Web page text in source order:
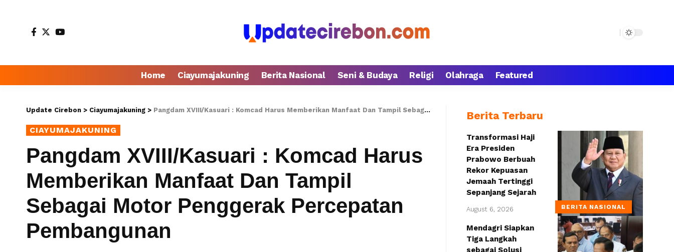
Home Ciayumajakuning Berita Nasional Seni & Budaya Religi Olahraga Featured
Update Cirebon > Ciayumajakuning > Pangdam XVIII/Kasuari : Komcad Harus Memberikan Manfaat Dan Tampil Sebagai Motor Penggerak Percepatan Pembangunan
CIAYUMAJAKUNING
Pangdam XVIII/Kasuari : Komcad Harus
Memberikan Manfaat Dan Tampil
Sebagai Motor Penggerak Percepatan
Pembangunan
Berita Terbaru
BERITA NASIONAL
Transformasi Haji
Era Presiden
Prabowo Berbuah
Rekor Kepuasan
Jemaah Tertinggi
Sepanjang Sejarah
August 6, 2026
Mendagri Siapkan
Tiga Langkah
sebagai Solusi